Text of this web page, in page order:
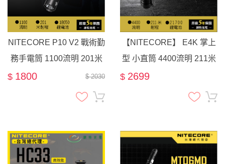
NITECORE P10 V2 戰術勤
務手電筒 1100流明 201米
$ 2030
$ 1800
【NITECORE】 E4K 掌上
型 小直筒 4400流明 211米
$ 2699